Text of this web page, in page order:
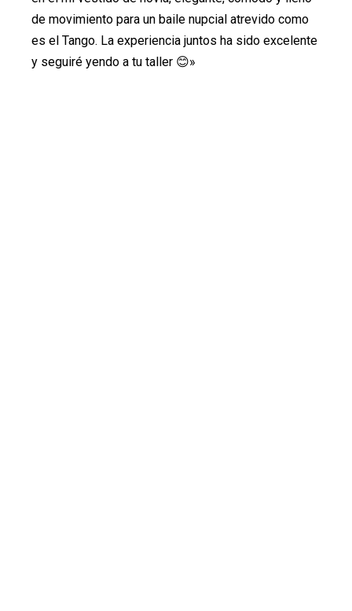
de movimiento para un baile nupcial atrevido como
es el Tango. La experiencia juntos ha sido excelente
y seguiré yendo a tu taller 😊»